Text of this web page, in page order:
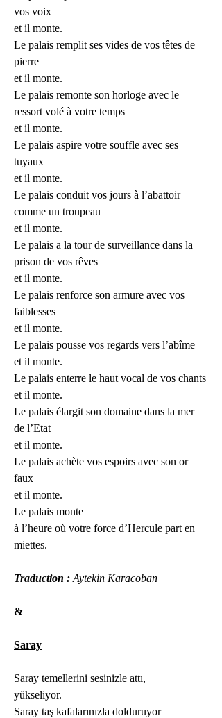
vos voix
et il monte.
Le palais remplit ses vides de vos têtes de
pierre
et il monte.
Le palais remonte son horloge avec le
ressort volé à votre temps
et il monte.
Le palais aspire votre souffle avec ses
tuyaux
et il monte.
Le palais conduit vos jours à l’abattoir
comme un troupeau
et il monte.
Le palais a la tour de surveillance dans la
prison de vos rêves
et il monte.
Le palais renforce son armure avec vos
faiblesses
et il monte.
Le palais pousse vos regards vers l’abîme
et il monte.
Le palais enterre le haut vocal de vos chants
et il monte.
Le palais élargit son domaine dans la mer
de l’Etat
et il monte.
Le palais achète vos espoirs avec son or
faux
et il monte.
Le palais monte
à l’heure où votre force d’Hercule part en
miettes.
Traduction : Aytekin Karacoban
&
Saray
Saray temellerini sesinizle attı,
yükseliyor.
Saray taş kafalarınızla dolduruyor